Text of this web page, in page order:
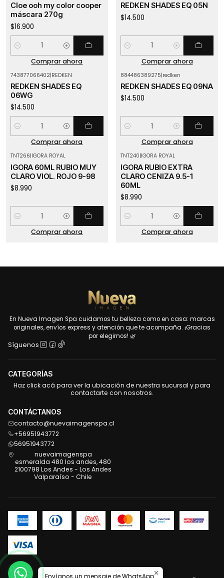
Cloe ooh my color cooper
máscara 270g
$16.900
Cantidad
Comprar ahora
REDKEN SHADES EQ 05N
$14.500
Cantidad
Comprar ahora
743877066402|REDKEN
REDKEN SHADES EQ
06WG
$14.500
Cantidad
Comprar ahora
884486389275|redken
REDKEN SHADES EQ 09NA
$14.500
Cantidad
Comprar ahora
TNT266|IGORA ROYAL
IGORA 60ML RUBIO MUY
CLARO VIOL. ROJO 9-98
$8.990
Cantidad
Comprar ahora
TNT240|IGORA ROYAL
IGORA RUBIO EXTRA
CLARO CENIZA 9.5-1
60ML
$8.990
Cantidad
Comprar ahora
En Nueva Imagen Spa cuidamos tu belleza como en casa: marcas
originales, envíos express y atención que te acompaña. ¡Gracias
por elegirnos! 🌿
Síguenos
CATEGORÍAS
Haz click acá para ver la ubicación de nuestra sucursal y para
contactarte con nosotros.
CONTÁCTANOS
contacto@nuevaimagenspa.cl
+56951943772
56951943772
nuevaimagenspa
esmeralda 480 los andes, 480
2100798 Los Andes - Los Andes
Valparaíso - Chile
Envíanos un mensaje de WhatsApp